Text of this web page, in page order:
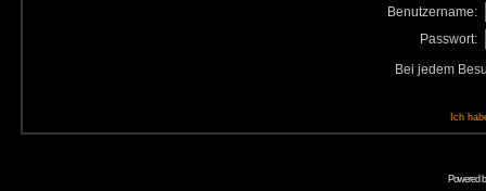
Benutzername:
Passwort:
Bei jedem
Ich
Powered